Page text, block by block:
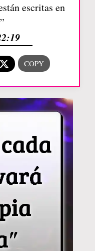
escritas en